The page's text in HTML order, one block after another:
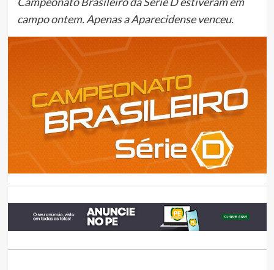
campo ontem. Apenas a Aparecidense venceu.